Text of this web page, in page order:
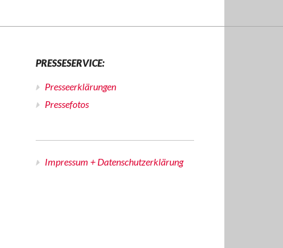
PRESSESERVICE:
Presseerklärungen
Pressefotos
Impressum + Datenschutzerklärung